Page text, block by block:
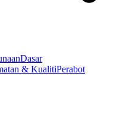
Dasar
& KualitiPerabot